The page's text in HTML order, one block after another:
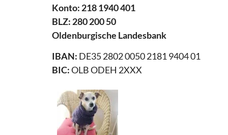
Konto: 218 1940 401
BLZ: 280 200 50
Oldenburgische Landesbank
IBAN: DE35 2802 0050 2181 9404 01
BIC:OLB ODEH 2XXX